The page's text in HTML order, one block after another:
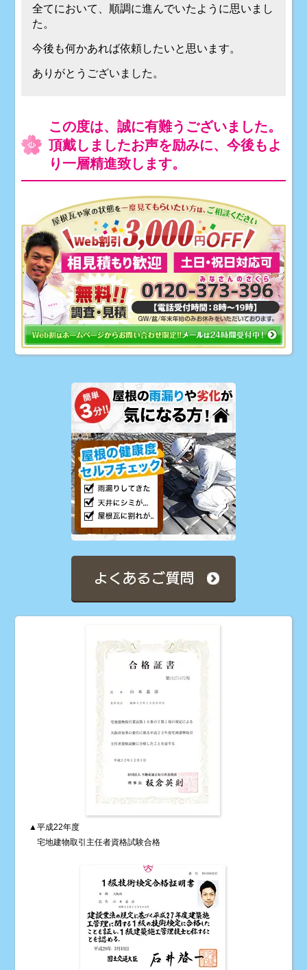
▲平成22年度
宅地建物取引主任者資格試験合格
全てにおいて、順調に進んでいたように思いまし
た。
今後も何かあれば依頼したいと思います。
ありがとうございました。
この度は、誠に有難うございました。
頂戴しましたお声を励みに、今後もよ
り一層精進致します。